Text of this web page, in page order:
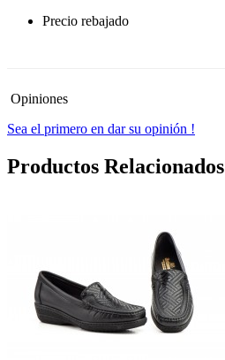
Precio rebajado
Opiniones
Sea el primero en dar su opinión !
Productos Relacionados